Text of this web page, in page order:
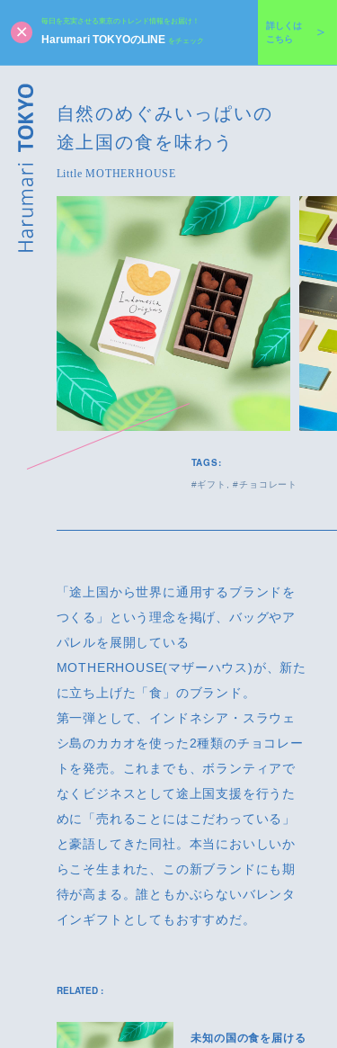
毎日を充実させる東京のトレンド情報をお届け！
Harumari TOKYOのLINE をチェック
詳しくは
こちら
自然のめぐみいっぱいの
途上国の食を味わう
Little MOTHERHOUSE
TAGS:
ギフト チョコレート
「途上国から世界に通用するブランドを
つくる」という理念を掲げ、バッグやア
パレルを展開している
MOTHERHOUSE(マザーハウス)が、新た
に立ち上げた「食」のブランド。
第一弾として、インドネシア・スラウェ
シ島のカカオを使った2種類のチョコレー
トを発売。これまでも、ボランティアで
なくビジネスとして途上国支援を行うた
めに「売れることにはこだわっている」
と豪語してきた同社。本当においしいか
らこそ生まれた、この新ブランドにも期
待が高まる。誰ともかぶらないバレンタ
インギフトとしてもおすすめだ。
RELATED :
未知の国の食を届ける